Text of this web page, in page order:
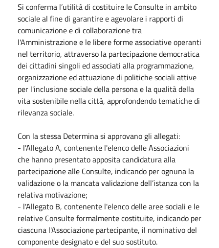
Si conferma l’utilità di costituire le Consulte in ambito
sociale al fine di garantire e agevolare i rapporti di
comunicazione e di collaborazione tra
l'Amministrazione e le libere forme associative operanti
nel territorio, attraverso la partecipazione democratica
dei cittadini singoli ed associati alla programmazione,
organizzazione ed attuazione di politiche sociali attive
per l'inclusione sociale della persona e la qualità della
vita sostenibile nella città, approfondendo tematiche di
rilevanza sociale.
Con la stessa Determina si approvano gli allegati:
- l'Allegato A, contenente l'elenco delle Associazioni
che hanno presentato apposita candidatura alla
partecipazione alle Consulte, indicando per ognuna la
validazione o la mancata validazione dell’istanza con la
relativa motivazione;
- l'Allegato B, contenente l'elenco delle aree sociali e le
relative Consulte formalmente costituite, indicando per
ciascuna l'Associazione partecipante, il nominativo del
componente designato e del suo sostituto.